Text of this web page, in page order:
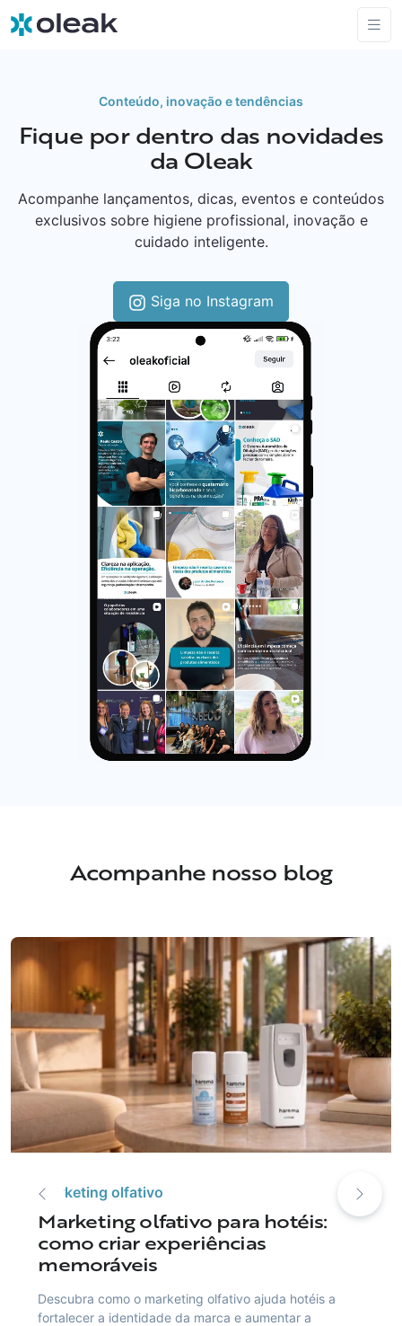
Conteúdo, inovação e tendências
Fique por dentro das novidades
da Oleak
Acompanhe lançamentos, dicas, eventos e conteúdos
exclusivos sobre higiene profissional, inovação e
cuidado inteligente.
Siga no Instagram
Acompanhe nosso blog
Marketing olfativo
Marketing olfativo para hotéis:
como criar experiências
memoráveis
Descubra como o marketing olfativo ajuda hotéis a
fortalecer a identidade da marca e aumentar a